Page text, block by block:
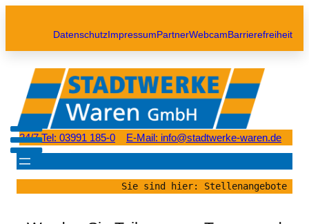
DatenschutzImpressumPartnerWebcamBarrierefreiheit
24/7 Tel: 03991 185-0 E-Mail: info@stadtwerke-waren.de
Sie sind hier: Stellenangebote